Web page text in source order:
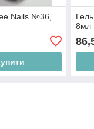
Nails №36,
8мл